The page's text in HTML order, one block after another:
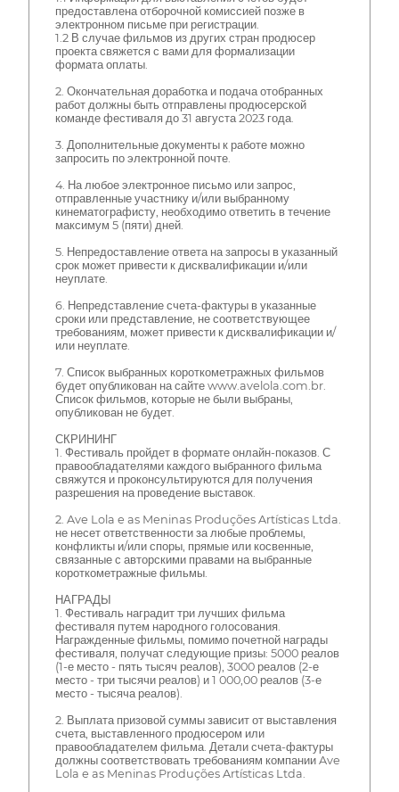
предоставлена отборочной комиссией позже в
электронном письме при регистрации.
1.2 В случае фильмов из других стран продюсер
проекта свяжется с вами для формализации
формата оплаты.
2. Окончательная доработка и подача отобранных
работ должны быть отправлены продюсерской
команде фестиваля до 31 августа 2023 года.
3. Дополнительные документы к работе можно
запросить по электронной почте.
4. На любое электронное письмо или запрос,
отправленные участнику и/или выбранному
кинематографисту, необходимо ответить в течение
максимум 5 (пяти) дней.
5. Непредоставление ответа на запросы в указанный
срок может привести к дисквалификации и/или
неуплате.
6. Непредставление счета-фактуры в указанные
сроки или представление, не соответствующее
требованиям, может привести к дисквалификации и/
или неуплате.
7. Список выбранных короткометражных фильмов
будет опубликован на сайте www.avelola.com.br.
Список фильмов, которые не были выбраны,
опубликован не будет.
СКРИНИНГ
1. Фестиваль пройдет в формате онлайн-показов. С
правообладателями каждого выбранного фильма
свяжутся и проконсультируются для получения
разрешения на проведение выставок.
2. Ave Lola e as Meninas Produções Artísticas Ltda.
не несет ответственности за любые проблемы,
конфликты и/или споры, прямые или косвенные,
связанные с авторскими правами на выбранные
короткометражные фильмы.
НАГРАДЫ
1. Фестиваль наградит три лучших фильма
фестиваля путем народного голосования.
Награжденные фильмы, помимо почетной награды
фестиваля, получат следующие призы: 5000 реалов
(1-е место - пять тысяч реалов), 3000 реалов (2-е
место - три тысячи реалов) и 1 000,00 реалов (3-е
место - тысяча реалов).
2. Выплата призовой суммы зависит от выставления
счета, выставленного продюсером или
правообладателем фильма. Детали счета-фактуры
должны соответствовать требованиям компании Ave
Lola e as Meninas Produções Artísticas Ltda.